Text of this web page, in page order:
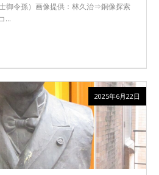
御令孫）画像提供：林久治⇒銅像探索
…
2025年6月22日